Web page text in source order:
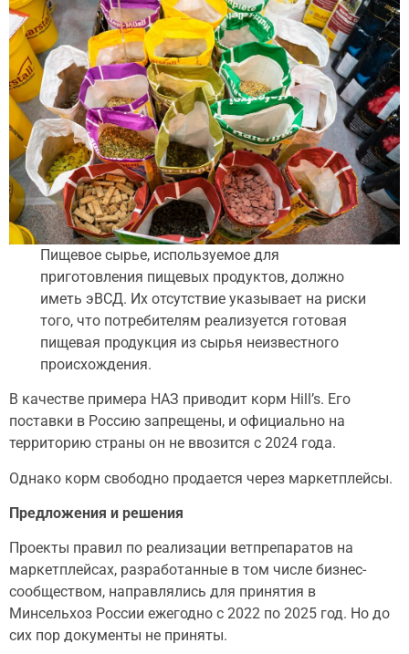
Пищевое сырье, используемое для
приготовления пищевых продуктов, должно
иметь эВСД. Их отсутствие указывает на риски
того, что потребителям реализуется готовая
пищевая продукция из сырья неизвестного
происхождения.
В качестве примера НАЗ приводит корм Hill’s. Его
поставки в Россию запрещены, и официально на
территорию страны он не ввозится с 2024 года.
Однако корм свободно продается через маркетплейсы.
Предложения и решения
Проекты правил по реализации ветпрепаратов на
маркетплейсах, разработанные в том числе бизнес-
сообществом, направлялись для принятия в
Минсельхоз России ежегодно с 2022 по 2025 год. Но до
сих пор документы не приняты.